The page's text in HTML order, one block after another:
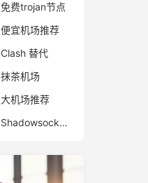
免费trojan节点
便宜机场推荐
Clash 替代
抹茶机场
大机场推荐
Shadowsocks 节点购买